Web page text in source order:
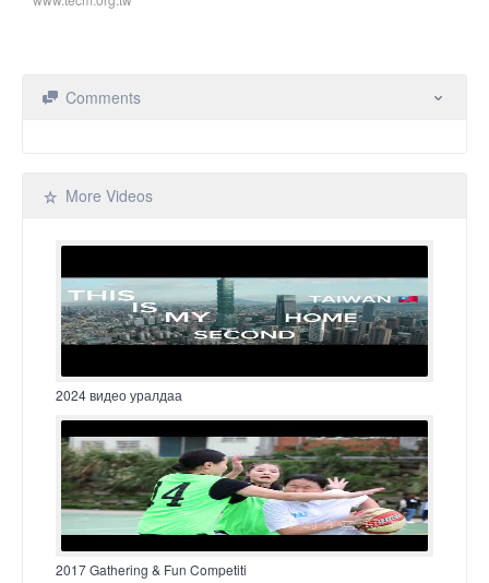
Comments
More Videos
2024 видео уралдаа
2017 Gathering & Fun Competiti